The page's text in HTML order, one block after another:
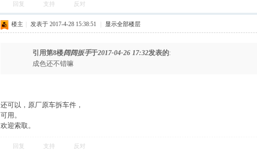
回复 支持 反对
楼主 发表于 2017-4-28 15:38:51 显示全部楼层
引用第8楼阔阔扳手于2017-04-26 17:32发表的:
成色还不错嘛
还可以，原厂原车拆车件，
可用。
欢迎索取。
回复 支持 反对